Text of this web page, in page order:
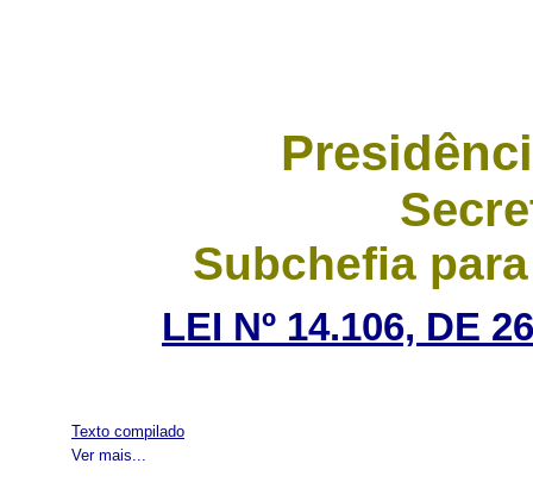
Subchefia
LEI Nº 14.106, DE
Ver mais...
Texto compilado